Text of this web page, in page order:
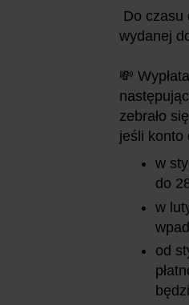
Do czasu
wydanej
💸
zebrało
jeśli konto
w
do
w
od